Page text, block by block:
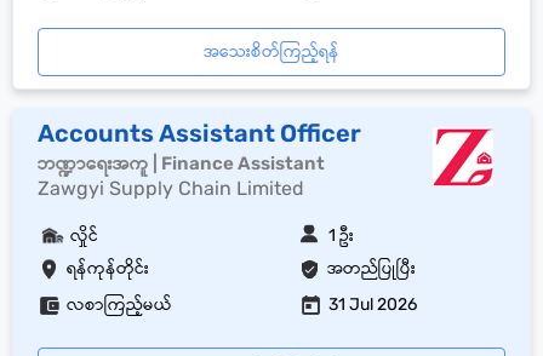
အသေးစိတ်ကြည့်ရန်
Accounts Assistant Officer
ဘဏ္ဍာရေးအကူ | Finance Assistant
Zawgyi Supply Chain Limited
ရန်ကုန်တိုင်း အတည်ပြုပြီး
လှိုင် 1 ဦး
လစာကြည့်မယ် 31 Jul 2026